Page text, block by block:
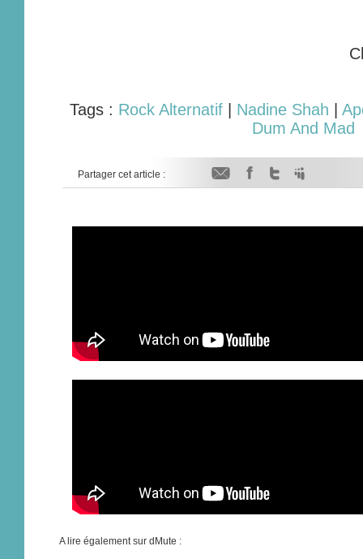
Tags : Rock Alternatif Nadine Shah
Dum And Mad
Partager cet article :
A lire également sur dMute :